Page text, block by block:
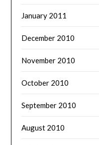
January 2011
December 2010
November 2010
October 2010
September 2010
August 2010